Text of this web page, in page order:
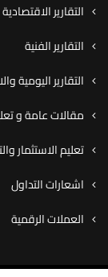
التقارير الاقتصادية
التقارير الفنية
التقارير اليومية
مقالات عامة و
تعليم الاستثمار
اشعارات التداول
العملات الرقمية